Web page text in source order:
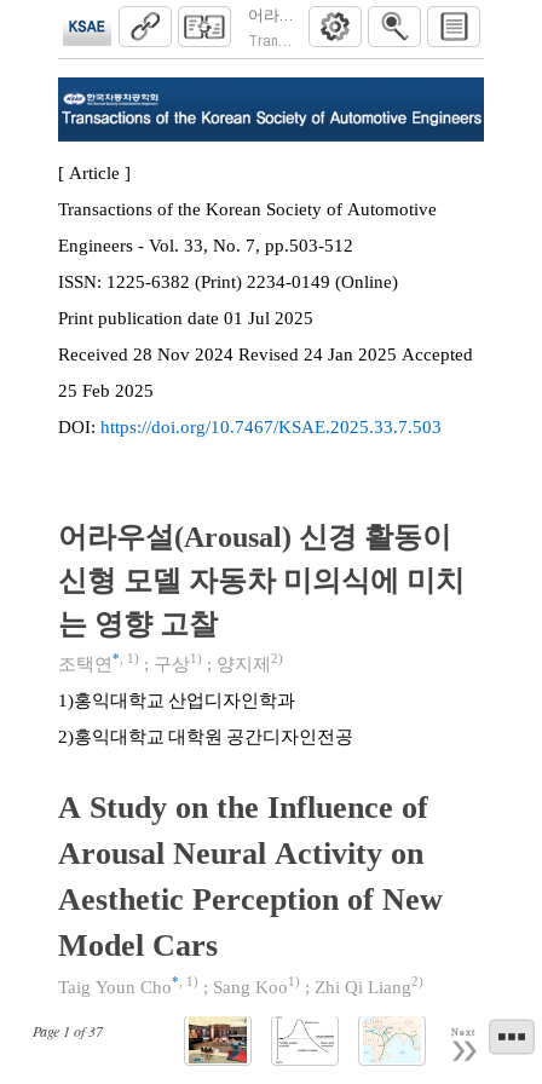
어라우설(Arousal) 신경 활동이 신형 모델
Transactions of the Korean Society of
Page 1 of37 Next
[ Article ]
Transactions of the Korean Society of Automotive
Engineers - Vol. 33, No. 7, pp.503-512
ISSN:
1225-6382 (Print) 2234-0149 (Online)
Print publication date 01 Jul 2025
Received 28 Nov 2024 Revised 24 Jan 2025 Accepted
25 Feb 2025
DOI: https://doi.org/10.7467/KSAE.2025.33.7.503
어라우설(Arousal) 신경 활동이
신형 모델 자동차 미의식에 미치
는 영향 고찰
조택연* 1) ; 구상1) ; 양지제2)
1)홍익대학교 산업디자인학과
2)홍익대학교 대학원 공간디자인전공
A Study on the Influence of
Arousal Neural Activity on
Aesthetic Perception of New
Model Cars
Taig Youn Cho*, 1) ; Sang Koo1) ; Zhi Qi Liang2)